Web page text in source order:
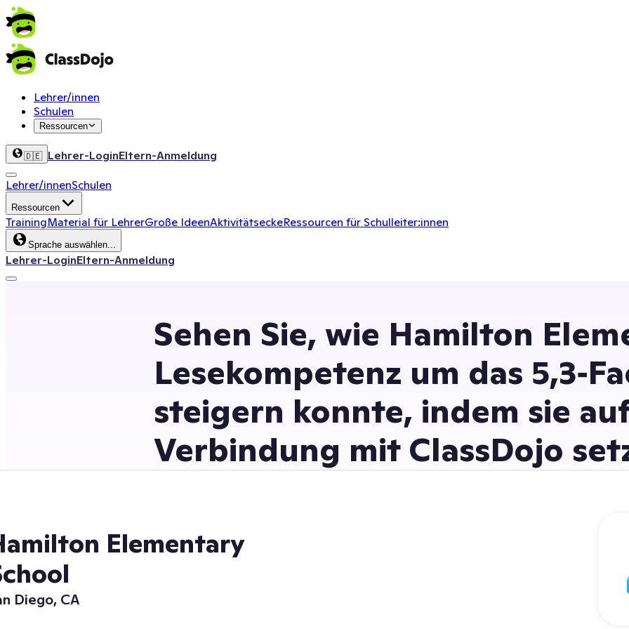
Lehrer/innen
Schulen
Ressourcen
🇩🇪 Lehrer-LoginEltern-Anmeldung
Lehrer/innenSchulen
Ressourcen
TrainingMaterial für LehrerGroße IdeenAktivitätseckeRessourcen für Schulleiter:innen
Sprache auswählen...
Lehrer-LoginEltern-Anmeldung
Sehen Sie, wie Hamilton
Lesekompetenz um das
steigern konnte, indem sie
Verbindung mit ClassDojo
Elementary
Diego, CA